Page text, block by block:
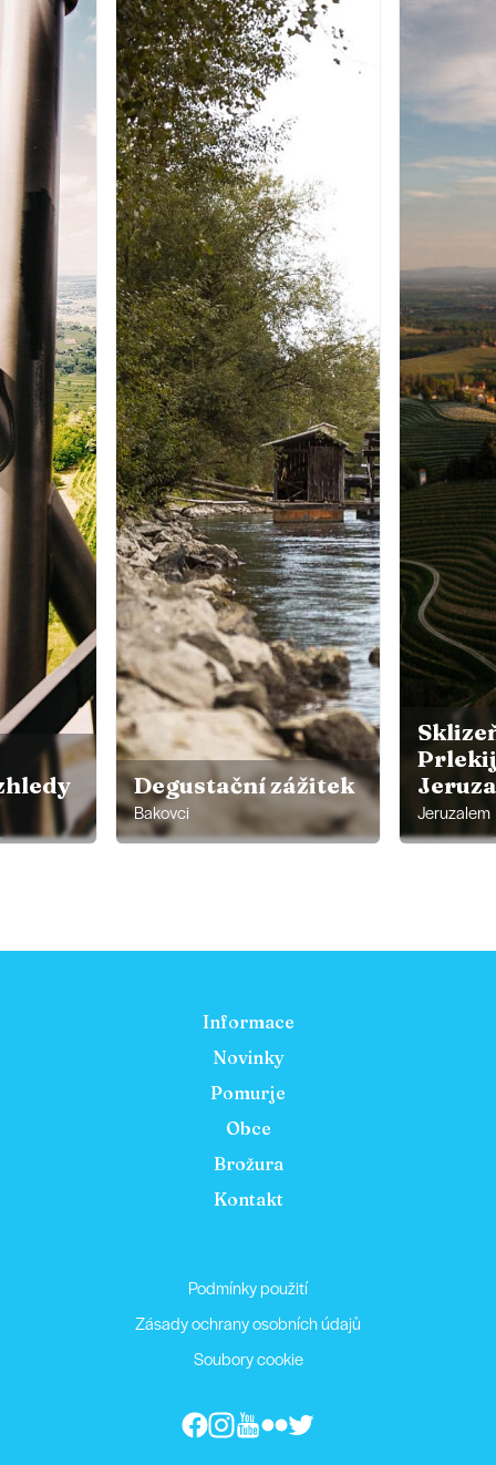
Degustační zážitek
Bakovci Jeruzalem
Informace
Novinky
Pomurje
Obce
Brožura
Kontakt
Podmínky použití
Zásady ochrany osobních údajů
Soubory cookie